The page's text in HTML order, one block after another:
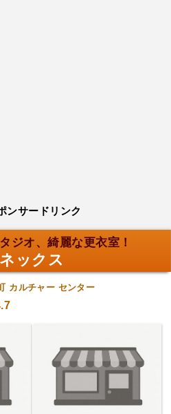
ンサードリンク
ジオ、綺麗な更衣室！
ックス
カルチャー センター